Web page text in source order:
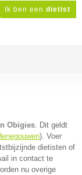
Ik ben een dietist
Obigies. Dit geldt
). Voer
dietisten of
in contact te
nu overige